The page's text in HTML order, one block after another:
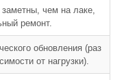
чем на лаке,
ремонт.
обновления (раз
от нагрузки).